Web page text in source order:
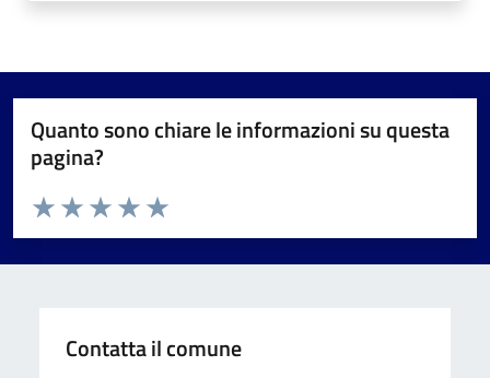
Quanto sono chiare le informazioni su questa
pagina?
Valuta da 1 a 5 stelle la pagina
Valuta 5 stelle su 5
Valuta 4 stelle su 5
Valuta 3 stelle su 5
Valuta 2 stelle su 5
Valuta 1 stelle su 5
Contatta il comune